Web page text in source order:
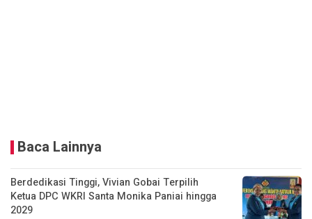
Baca Lainnya
Berdedikasi Tinggi, Vivian Gobai Terpilih
Ketua DPC WKRI Santa Monika Paniai hingga
2029